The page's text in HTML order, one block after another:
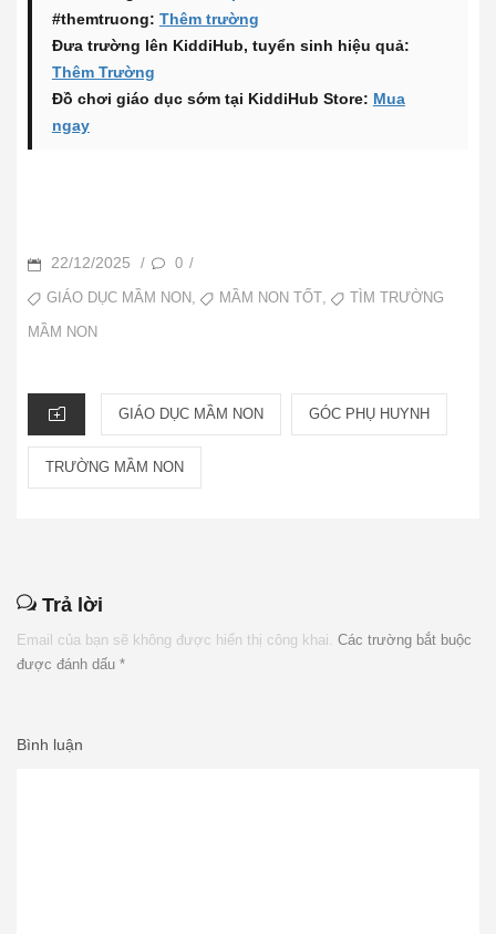
#themtruong: Thêm trường
Đưa trường lên KiddiHub, tuyển sinh hiệu quả:
Thêm Trường
Đồ chơi giáo dục sớm tại KiddiHub Store: Mua
ngay
POSTED
ON
22/12/2025 / 0 /
TAGSGIÁO DỤC MẦM NON MẦM NON TỐT TÌM TRƯỜNG
MẦM NON
CATEGORIES
GIÁO DỤC MẦM NON GÓC PHỤ HUYNH
TRƯỜNG MẦM NON
Trả lời
Email của bạn sẽ không được hiển thị công khai. Các trường bắt buộc
được đánh dấu *
Bình luận